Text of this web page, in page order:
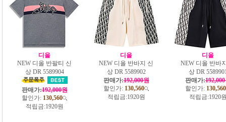
디올
NEW 디올 반팔티 신
상 DR 5589904
판매가:192,000원
할인가: 130,560
적립금:1920원
디올
NEW 디올 반바지 신
상 DR 5589902
판매가:192,000원
할인가: 130,560
적립금:1920원
디올
NEW 디올 반바
상 DR
판매가:
할인가: 130,560
적립금:1920